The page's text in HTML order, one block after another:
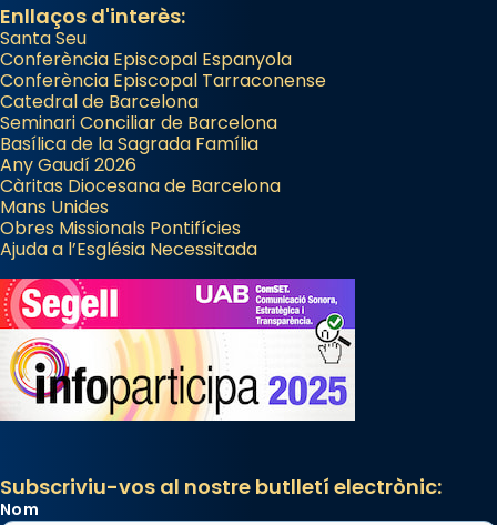
Enllaços d'interès:
Santa Seu
Conferència Episcopal Espanyola
Conferència Episcopal Tarraconense
Catedral de Barcelona
Seminari Conciliar de Barcelona
Basílica de la Sagrada Família
Any Gaudí 2026
Càritas Diocesana de Barcelona
Mans Unides
Obres Missionals Pontifícies
Ajuda a l’Església Necessitada
Subscriviu-vos al nostre butlletí electrònic:
Nom